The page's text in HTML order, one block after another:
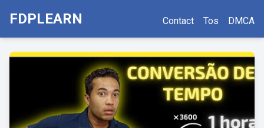
FDPLEARN Contact Tos DMCA